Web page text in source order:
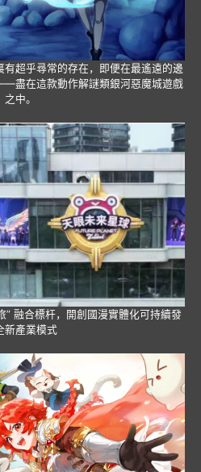
超乎尋常的存在，即便在最遙遠的邊
盡在這款動作解謎類銀河惡魔城遊戲
之中。
” 融合標杆，開創國漫實體化可持續發
新產業模式